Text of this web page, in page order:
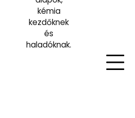
kémia
kezdőknek
és
haladóknak.